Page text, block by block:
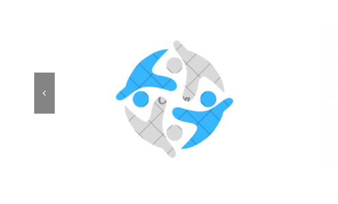
Zajedničkom podrškom
do jednakih prilika za
mlade